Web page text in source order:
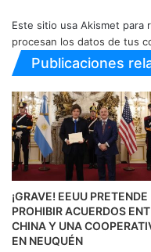
Este sitio usa Akismet para
procesan los datos de tus
Publicaciones
¡GRAVE! EEUU PRETENDE
PROHIBIR ACUERDOS
CHINA Y UNA
EN NEUQUÉN